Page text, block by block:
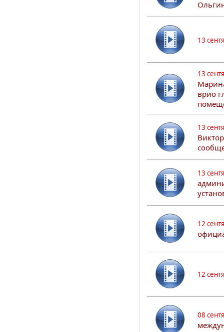
13
13
врио
13
13
12
12
08